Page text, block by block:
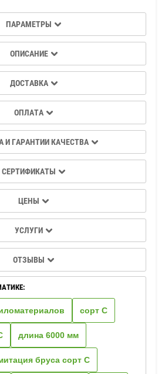
ПАРАМЕТРЫ
ОПИСАНИЕ
ДОСТАВКА
ОПЛАТА
И ГАРАНТИИ КАЧЕСТВА
СЕРТИФИКАТЫ
ЦЕНЫ
УСЛУГИ
ОТЗЫВЫ
сорт С
длина 6000 мм
бруса сорт С